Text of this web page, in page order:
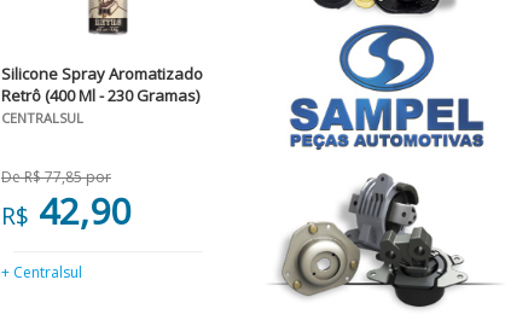
Silicone Spray Aromatizado
Retrô (400 Ml - 230 Gramas)
CENTRALSUL
De R$ 77,85 por
R$ 42,90
+ Centralsul